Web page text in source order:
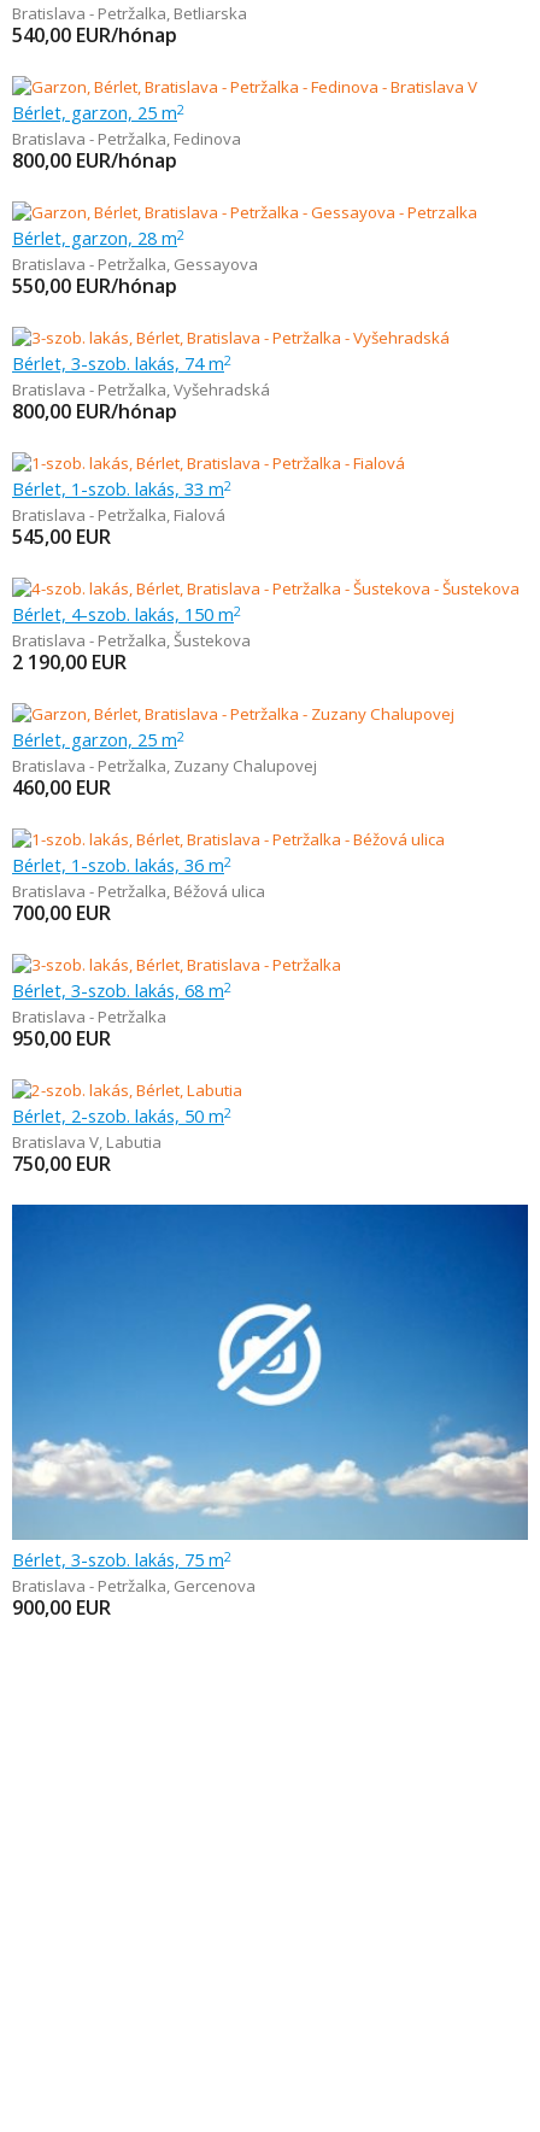
Bratislava - Petržalka, Betliarska
540,00 EUR/hónap
Bérlet, garzon, 25 m2
Bratislava - Petržalka, Fedinova
800,00 EUR/hónap
Bérlet, garzon, 28 m2
Bratislava - Petržalka, Gessayova
550,00 EUR/hónap
Bérlet, 3-szob. lakás, 74 m2
Bratislava - Petržalka,Vyšehradská
800,00 EUR/hónap
Bérlet, 1-szob. lakás, 33 m2
Bratislava - Petržalka, Fialová
545,00 EUR
Bérlet, 4-szob. lakás, 150 m2
Bratislava - Petržalka,Šustekova
2 190,00 EUR
Bérlet, garzon, 25 m2
Bratislava - Petržalka, Zuzany Chalupovej
460,00 EUR
Bérlet, 1-szob. lakás, 36 m2
Bratislava - Petržalka, Béžová ulica
700,00 EUR
Bérlet, 3-szob. lakás, 68 m2
Bratislava - Petržalka
950,00 EUR
Bérlet, 2-szob. lakás, 50 m2
Bratislava V, Labutia
750,00 EUR
Bérlet, 3-szob. lakás, 75 m2
Bratislava - Petržalka, Gercenova
900,00 EUR